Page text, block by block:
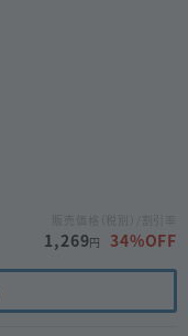
1,269円 34%OFF